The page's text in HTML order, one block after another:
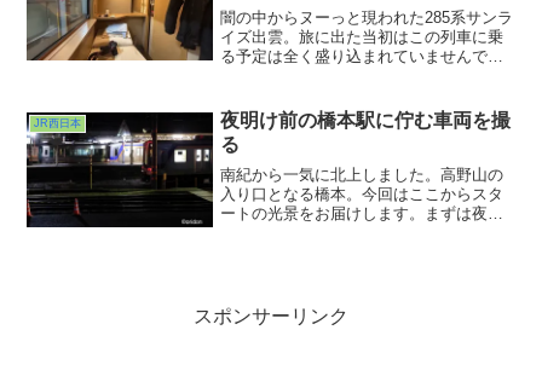
くことができた道中でした。
闇の中からヌーっと現われた285系サンラ
イズ出雲。旅に出た当初はこの列車に乗
る予定は全く盛り込まれていませんでし
ますが、この旅の初日に乗り込んだサン
ライズ瀬戸が名古屋打ち切りの憂き目を
見てしまいました。
JR西日本
夜明け前の橋本駅に佇む車両を撮
る
南紀から一気に北上しました。高野山の
入り口となる橋本。今回はここからスタ
ートの光景をお届けします。まずは夜明
サクッと通ってしまった高野線をじっく
り辿ってみようと思います。
スポンサーリンク